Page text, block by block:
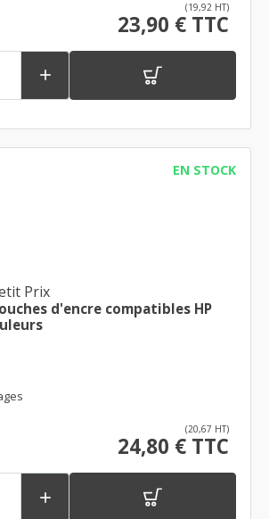
(19,92 HT)
23,90 € TTC

EN STOCK
Prix
d'encre compatibles HP
(20,67 HT)
24,80 € TTC
